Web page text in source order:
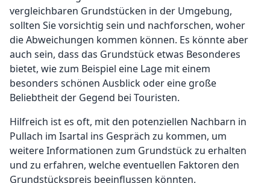
vergleichbaren Grundstücken in der Umgebung,
sollten Sie vorsichtig sein und nachforschen, woher
die Abweichungen kommen können. Es könnte aber
auch sein, dass das Grundstück etwas Besonderes
bietet, wie zum Beispiel eine Lage mit einem
besonders schönen Ausblick oder eine große
Beliebtheit der Gegend bei Touristen.
Hilfreich ist es oft, mit den potenziellen Nachbarn in
Pullach im Isartal ins Gespräch zu kommen, um
weitere Informationen zum Grundstück zu erhalten
und zu erfahren, welche eventuellen Faktoren den
Grundstückspreis beeinflussen könnten.